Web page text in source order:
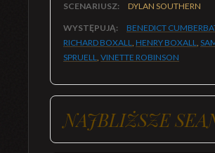
SCENARIUSZ: DYLAN SOUTHERN
WYSTĘPUJĄ: BENEDICT
RICHARD BOXALL, HENRY BOXALL,
SPRUELL, VINETTE ROBINSON
NAJBLIŻSZE